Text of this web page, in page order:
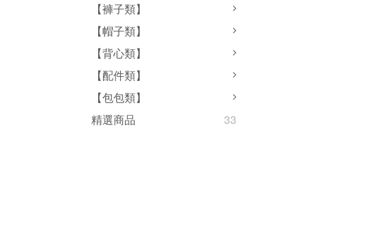
【褲子類】
【帽子類】
【背心類】
【配件類】
【包包類】
精選商品
33